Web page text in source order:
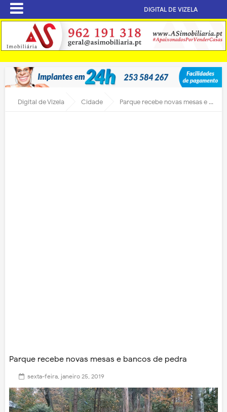
DIGITAL DE VIZELA
Digital de Vizela Cidade Parque recebe novas mesas e bancos de pedra
Parque recebe novas mesas e bancos de pedra
sexta-feira, janeiro 25, 2019